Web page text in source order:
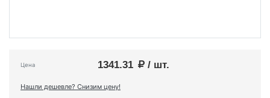
Цена 1341.31 / шт.
Нашли дешевле? Снизим цену!